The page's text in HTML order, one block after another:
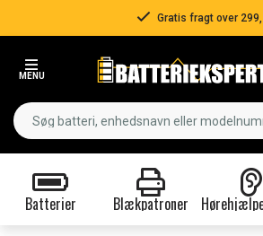
Gratis fragt over
MENU
Batterier Blækpatroner